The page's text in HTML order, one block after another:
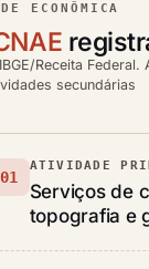
ECONÔMICA
Receita Federal.
secundárias
ATIVIDADE
Serviços de
topografia e